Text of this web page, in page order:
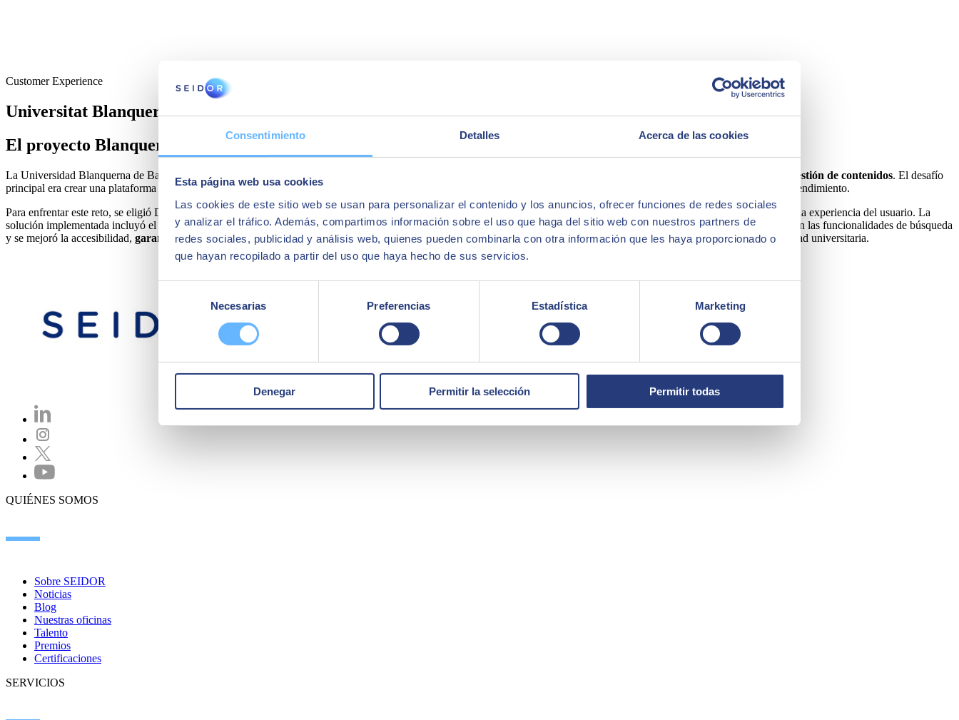
Consentimiento Detalles Acerca de las cookies
Esta página web usa cookies
Las cookies de este sitio web se usan para personalizar el contenido y los anuncios, ofrecer funciones de redes sociales
y analizar el tráfico. Además, compartimos información sobre el uso que haga del sitio web con nuestros partners de
redes sociales, publicidad y análisis web, quienes pueden combinarla con otra información que les haya proporcionado o
que hayan recopilado a partir del uso que haya hecho de sus servicios.
consentimiento
Necesarias Preferencias Estadística Marketing
Denegar Permitir la selección Permitir todas
Customer Experience
Universitat Blanquerna - Desarrollo web con Drupal
El proyecto Blanquerna
La Universidad Blanquerna de Barcelona emprendió un proyecto ambicioso para renovar su portal web, con el objetivo de mejorar la experiencia del usuario y optimizar la gestión de contenidos. El desafío
principal era crear una plataforma robusta, flexible y segura que pudiera integrarse con los sistemas internos existentes y soportar un alto volumen de tráfico sin comprometer el rendimiento.
Para enfrentar este reto, se eligió Drupal como la herramienta clave debido a sucapacidad para manejar grandes cantidades de contenidoy su flexibilidad para personalizar la experiencia del usuario. La
solución implementada incluyó el desarrollo de un sistema modular, permitiendo a la universidad administrar el contenido de manera eficiente y escalable. Además, se optimizaron las funcionalidades de búsqueda
y se mejoró la accesibilidad, garantizando una navegación intuitiva y rápida. El resultado fue unportal web moderno, eficiente y alineadocon las necesidades de la comunidad universitaria.
QUIÉNES SOMOS
Sobre SEIDOR
Noticias
Blog
Nuestras oficinas
Talento
Premios
Certificaciones
SERVICIOS